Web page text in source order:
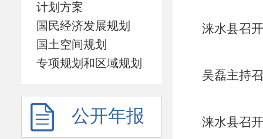
计划方案
国民经济发展规划
国土空间规划
专项规划和区域规划
公开年报
涞水县召
吴磊主持
涞水县召